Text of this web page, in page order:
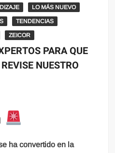
LO MÁS NUEVO
TENDENCIAS
ZEICOR
PARA QUE
NUESTRO
ha convertido en la